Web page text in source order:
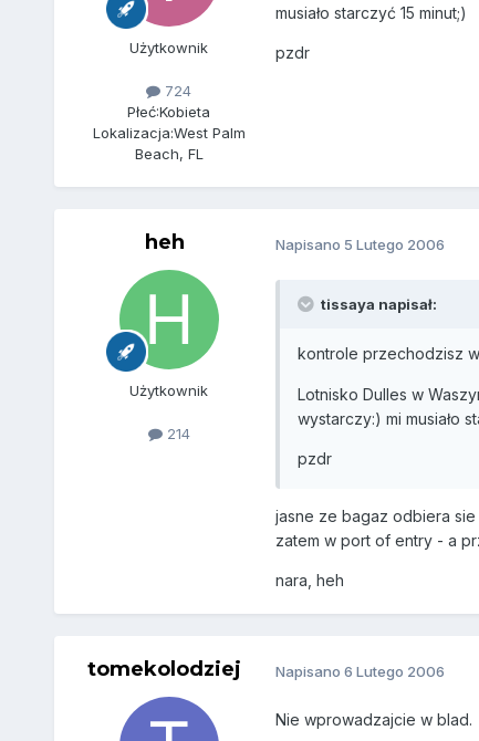
Użytkownik
724
Płeć:Kobieta
Lokalizacja:West Palm
Beach, FL
musiało starczyć 15 minut;)
pzdr
heh
Użytkownik
214
Napisano 5 Lutego 2006
tissaya napisał:
kontrole przechodzisz
Lotnisko Dulles w
wystarczy:) mi musiało
pzdr
jasne ze bagaz odbiera
zatem w port of entry - a
nara, heh
tomekolodziej Napisano 6 Lutego 2006
Nie wprowadzajcie w blad.